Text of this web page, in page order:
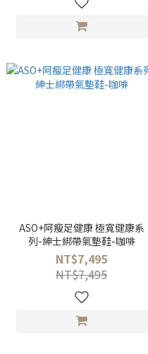
ASO+阿瘦足健康 極寬健康系
列-紳士綁帶氣墊鞋-咖啡
NT$7,495
NT$7,495